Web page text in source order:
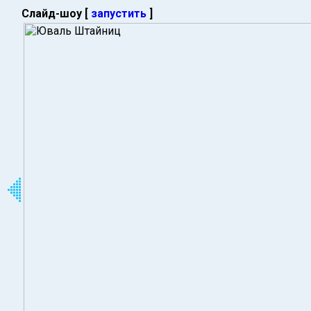
Слайд-шоу [ запустить ]